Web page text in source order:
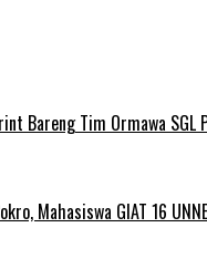
Bareng Tim Ormawa SGL
Mahasiswa GIAT 16